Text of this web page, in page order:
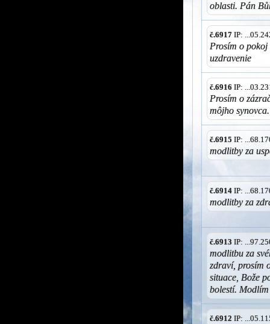
oblasti. Pán
č.6917 IP:
Prosím o pokoj
uzdravenie
č.6916 IP:
Prosím o
môjho
č.6915 IP:
modlitby za
č.6914 IP:
modlitby za
č.6913 IP:
modlitbu za
zdraví, prosím
situace, Bože
bolestí.
č.6912 IP: